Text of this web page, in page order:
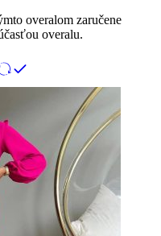
overalom zaručene
overalu.